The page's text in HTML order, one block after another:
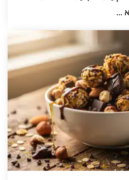
...